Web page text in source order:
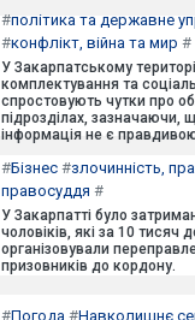
#політика та державне
#конфлікт, війна та мир #
У Закарпатському
комплектування та
спростовують чутки про
підрозділах, зазначаючи,
інформація не є
#Бізнес #злочинність,
правосуддя #
У Закарпатті було
чоловіків, які за 10 тисяч
організовували
призовників до кордону.
#Погода #Навколишнє